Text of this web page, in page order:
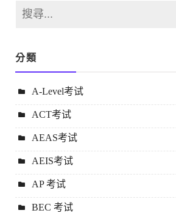
分類
A-Level考试
ACT考试
AEAS考试
AEIS考试
AP 考试
BEC 考试